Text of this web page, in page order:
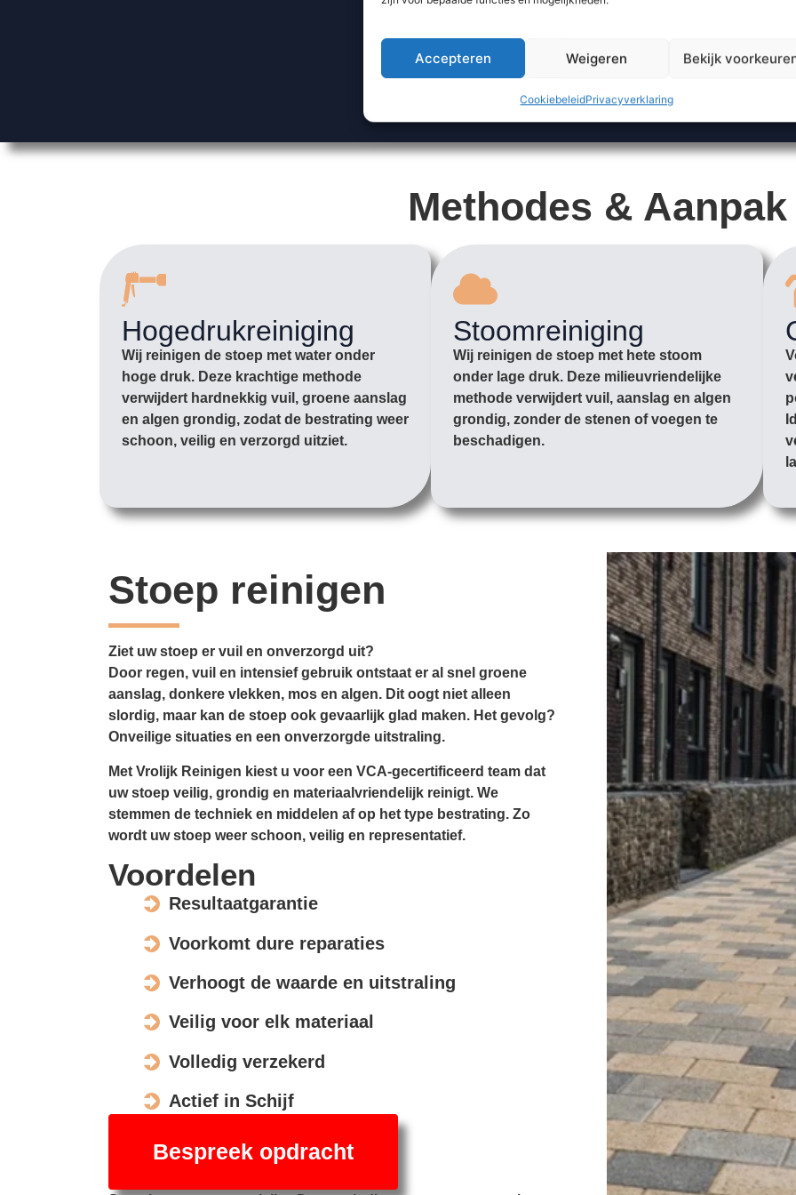
Accepteren Weigeren Bekijk
CookiebeleidPrivacyverklaring
Methodes & Aanpak
Hogedrukreiniging
Wij reinigen de stoep met water onder
hoge druk. Deze krachtige methode
verwijdert hardnekkig vuil, groene aanslag
en algen grondig, zodat de bestrating weer
schoon, veilig en verzorgd uitziet.
Stoomreiniging
Wij reinigen de stoep met hete stoom
onder lage druk. Deze milieuvriendelijke
methode verwijdert vuil, aanslag en algen
grondig, zonder de stenen of voegen te
beschadigen.
Stoep reinigen
Ziet uw stoep er vuil en onverzorgd uit?
Door regen, vuil en intensief gebruik ontstaat er al snel groene
aanslag, donkere vlekken, mos en algen. Dit oogt niet alleen
slordig, maar kan de stoep ook gevaarlijk glad maken. Het gevolg?
Onveilige situaties en een onverzorgde uitstraling.
Met Vrolijk Reinigen kiest u voor een VCA-gecertificeerd team dat
uw stoep veilig, grondig en materiaalvriendelijk reinigt. We
stemmen de techniek en middelen af op het type bestrating. Zo
wordt uw stoep weer schoon, veilig en representatief.
Voordelen
Resultaatgarantie
Voorkomt dure reparaties
Verhoogt de waarde en uitstraling
Veilig voor elk materiaal
Volledig verzekerd
Actief in Schijf
Bespreek opdracht